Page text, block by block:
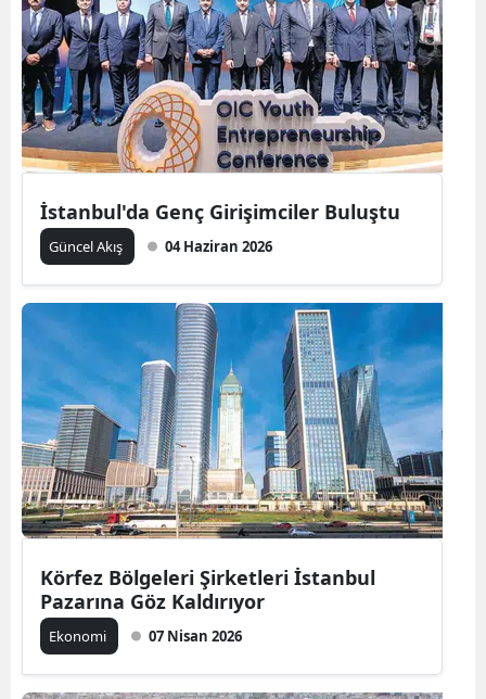
Diyarbakır
Edirne
Elazığ
Erzincan
Gaziantep
Giresun
Gümüşhane
Hakkari
Hatay
Isparta
İstanbul'da Genç Girişimciler Buluştu
Güncel Akış 04 Haziran 2026
Körfez Bölgeleri Şirketleri İstanbul
Pazarına Göz Kaldırıyor
Ekonomi 07 Nisan 2026